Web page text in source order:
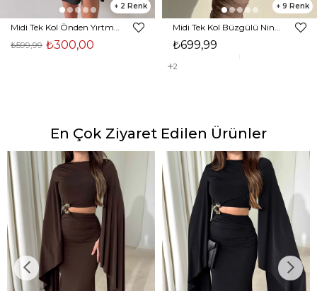
2
₺300,00
₺599,99
9
₺699,99
2
En Çok Ziyaret Edilen Ürünler